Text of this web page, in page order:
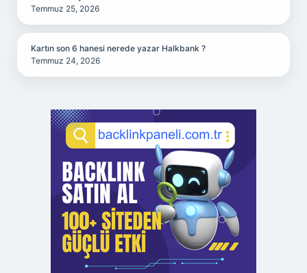
Temmuz 25, 2026
Kartın son 6 hanesi nerede yazar Halkbank ?
Temmuz 24, 2026